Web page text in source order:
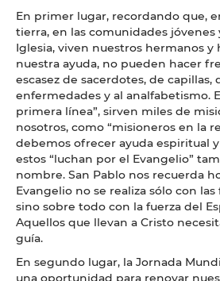
En primer lugar, recordando que,
tierra, en las comunidades jóvenes
Iglesia, viven nuestros hermanos y
nuestra ayuda, no pueden hacer
escasez de sacerdotes, de capillas,
enfermedades y al analfabetismo.
primera línea”, sirven miles de
nosotros, como “misioneros en la
debemos ofrecer ayuda espiritual
estos “luchan por el Evangelio”
nombre. San Pablo nos recuerda
Evangelio no se realiza sólo con las
sino sobre todo con la fuerza del
Aquellos que llevan a Cristo
guía.
En segundo lugar, la Jornada
una oportunidad para renovar